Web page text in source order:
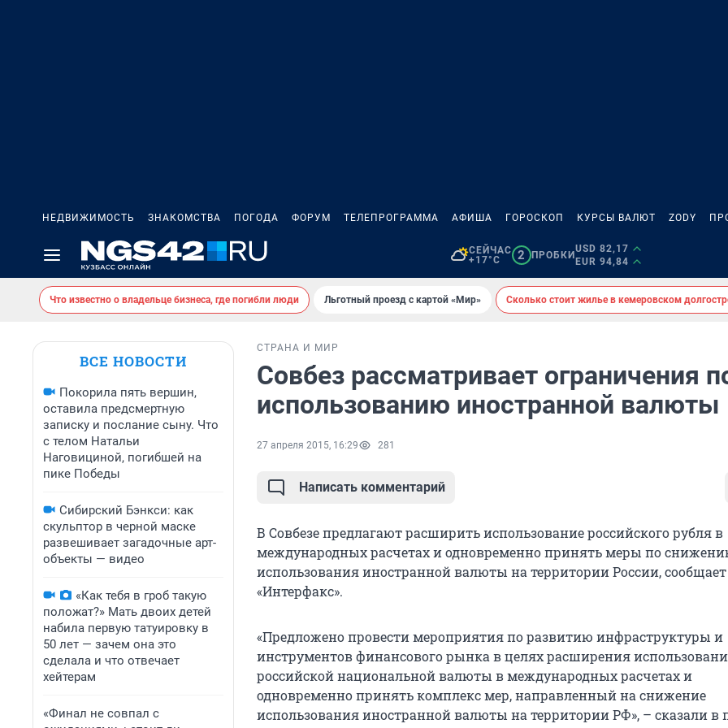
НЕДВИЖИМОСТЬ ЗНАКОМСТВА ПОГОДА ФОРУМ ТЕЛЕПРОГРАММА АФИША ГОРОСКОП КУРСЫ ВАЛЮТ ZODY
СЕЙЧАС
+17°C
2 ПРОБКИ
USD 82,17
EUR 94,84
Что известно о владельце бизнеса, где погибли люди Льготный проезд с картой «Мир» Сколько стоит жилье в кемеровском
ВСЕ НОВОСТИ
Покорила пять вершин,
оставила предсмертную
записку и послание сыну. Что
с телом Натальи
Наговициной, погибшей на
пике Победы
Сибирский Бэнкси: как
скульптор в черной маске
развешивает загадочные арт-
объекты — видео
«Как тебя в гроб такую
положат?» Мать двоих детей
набила первую татуировку в
50 лет — зачем она это
сделала и что отвечает
хейтерам
«Финал не совпал с
СТРАНА И МИР
Совбез рассматривает ограничения
использованию иностранной валюты
27 апреля 2015, 16:29 281
Написать комментарий
В Совбезе предлагают расширить использование российского рубля в
международных расчетах и одновременно принять меры по
использования иностранной валюты на территории России, сообщает
«Интерфакс».
«Предложено провести мероприятия по развитию инфраструктуры и
инструментов финансового рынка в целях расширения
российской национальной валюты в международных расчетах и
одновременно принять комплекс мер, направленный на снижение
использования иностранной валюты на территории РФ», – сказали в